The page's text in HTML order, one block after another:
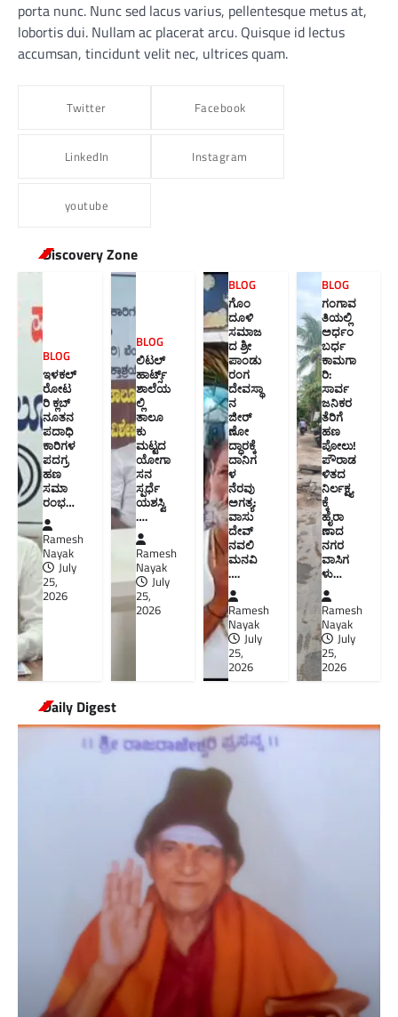
porta nunc. Nunc sed lacus varius, pellentesque metus at,
lobortis dui. Nullam ac placerat arcu. Quisque id lectus
accumsan, tincidunt velit nec, ultrices quam.
Twitter Facebook
LinkedIn Instagram
youtube
Discovery Zone
BLOG
ಇಳಕಲ್
ರೋಟ
ರಿ ಕ್ಲಬ್
ನೂತನ‌
ಪದಾಧಿ
ಕಾರಿಗಳ
ಪದಗ್ರ
ಹಣ
ಸಮಾ
ರಂಭ…
Ramesh
Nayak
July
25,
2026
BLOG
ಲಿಟಲ್
ಹಾರ್ಟ್ಸ್
ಶಾಲೆಯ
ಲ್ಲಿ
ತಾಲೂ
ಕು
ಮಟ್ಟದ
ಯೋಗಾ
ಸನ
ಸ್ಪರ್ಧೆ
ಯಶಸ್ವಿ
….
Ramesh
Nayak
July
25,
2026
BLOG
ಗೊಂ
ದೂಳಿ
ಸಮಾಜ
ದ ಶ್ರೀ
ಪಾಂಡು
ರಂಗ
ದೇವಸ್ಥಾ
ನ
ಜೀರ್
ಣೋ
ದ್ಧಾರಕ್ಕೆ
ದಾನಿಗ
ಳ
ನೆರವು
ಅಗತ್ಯ:
ವಾಸು
ದೇವ್
ನವಲಿ
ಮನವಿ​
….
Ramesh
Nayak
July
25,
2026
BLOG
ಗಂಗಾವ
ತಿಯಲ್ಲಿ
ಅರ್ಧಂ
ಬರ್ಧ
ಕಾಮಗಾ
ರಿ:
ಸಾರ್ವ
ಜನಿಕರ
ತೆರಿಗೆ
ಹಣ
ಪೋಲು!
ಪೌರಾಡ
ಳಿತದ
ನಿರ್ಲಕ್ಷ್ಯ
ಕ್ಕೆ
ಹೈರಾ
ಣಾದ
ನಗರ
ವಾಸಿಗ
ಳು​…
Ramesh
Nayak
July
25,
2026
Daily Digest